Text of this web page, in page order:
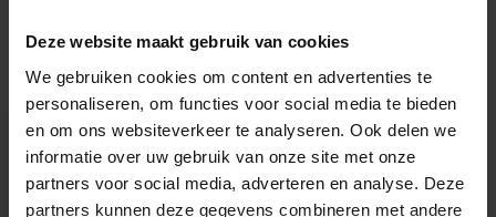
Deze website maakt gebruik van cookies
We gebruiken cookies om content en advertenties te
personaliseren, om functies voor social media te bieden
en om ons websiteverkeer te analyseren. Ook delen we
informatie over uw gebruik van onze site met onze
partners voor social media, adverteren en analyse. Deze
partners kunnen deze gegevens combineren met andere
Recent bekeken